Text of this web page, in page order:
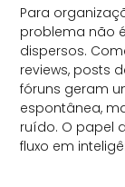
Para
problema não
dispersos.
reviews, posts
fóruns geram
espontânea,
ruído. O papel
fluxo em